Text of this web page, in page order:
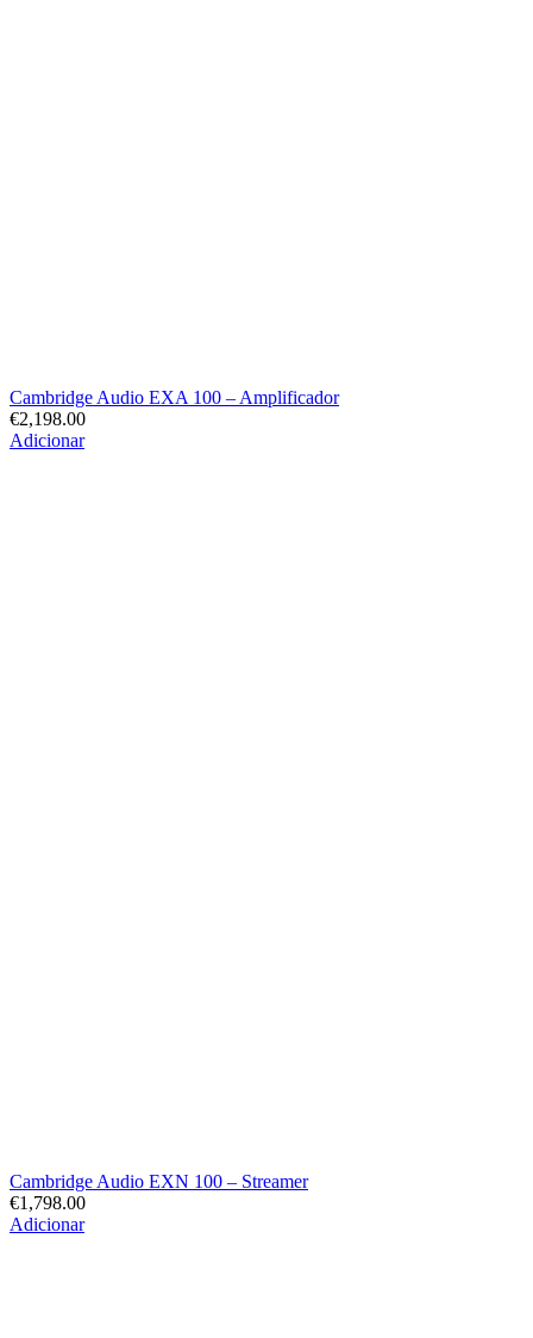
Cambridge Audio EXA 100 – Amplificador
€2,198.00
Adicionar
Cambridge Audio EXN 100 – Streamer
€1,798.00
Adicionar